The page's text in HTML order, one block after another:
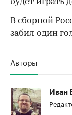
будет играть
В сборной
забил один
Авторы
Иван